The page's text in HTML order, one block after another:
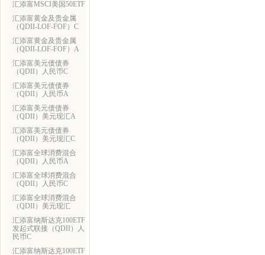
汇添富MSCI美国50ETF
汇添富黄金及贵金属
（QDII-LOF-FOF）C
汇添富黄金及贵金属
（QDII-LOF-FOF）A
汇添富美元债债券
（QDII）人民币C
汇添富美元债债券
（QDII）人民币A
汇添富美元债债券
（QDII）美元现汇A
汇添富美元债债券
（QDII）美元现汇C
汇添富全球消费混合
（QDII）人民币A
汇添富全球消费混合
（QDII）人民币C
汇添富全球消费混合
（QDII）美元现汇
汇添富纳斯达克100ETF
发起式联接（QDII）人
民币C
汇添富纳斯达克100ETF